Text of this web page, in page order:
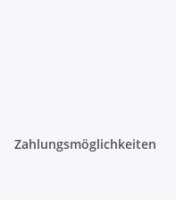
Zahlungsmöglichkeiten